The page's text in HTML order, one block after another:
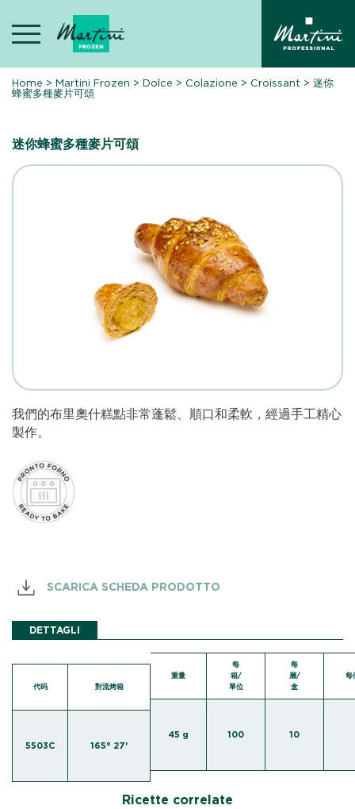
content
Home >Martini Frozen >Dolce > Colazione > Croissant >迷你
蜂蜜多種麥片可頌
迷你蜂蜜多種麥片可頌
我們的布里奧什糕點非常蓬鬆、順口和柔軟，經過手工精心
製作。
SCARICA SCHEDA PRODOTTO
DETTAGLI
代码 對流烤箱
5503C 165° 27'
重量
每
箱/
單位
每
層/
盒
每
45 g 100 10
Ricette correlate